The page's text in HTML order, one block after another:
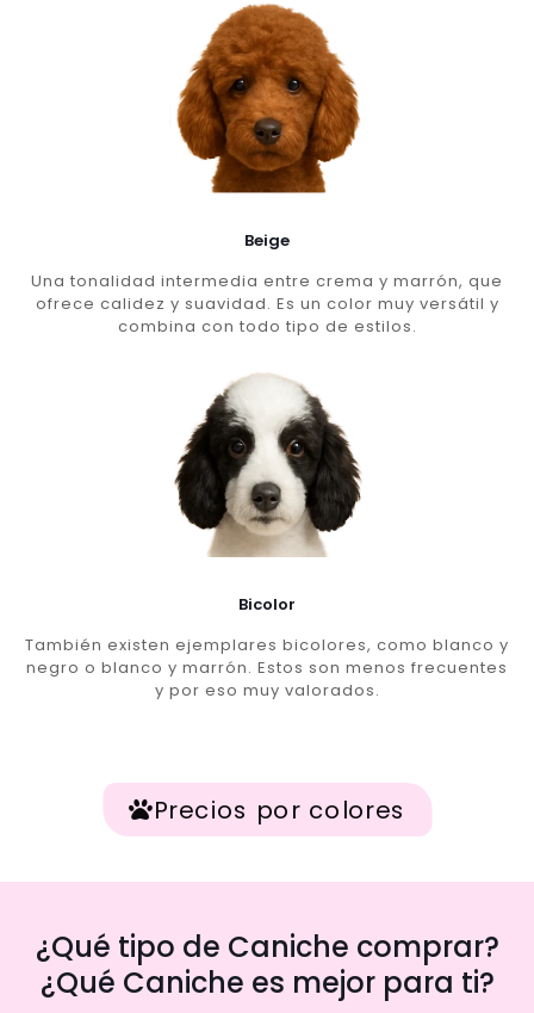
Beige
Una tonalidad intermedia entre crema y marrón, que
ofrece calidez y suavidad. Es un color muy versátil y
combina con todo tipo de estilos.
Bicolor
También existen ejemplares bicolores, como blanco y
negro o blanco y marrón. Estos son menos frecuentes
y por eso muy valorados.
Precios por colores
¿Qué tipo de Caniche comprar?
¿Qué Caniche es mejor para ti?